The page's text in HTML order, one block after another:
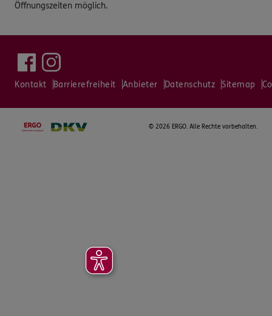
Öffnungszeiten möglich.
Kontakt Barrierefreiheit Anbieter Datenschutz Sitemap
© 2026 ERGO. Alle Rechte vorbehalten.